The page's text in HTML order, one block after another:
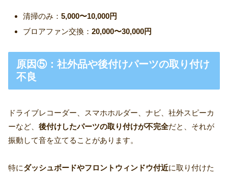
清掃のみ： 5,000〜10,000円
ブロアファン交換： 20,000〜30,000円
原因⑤：社外品や後付けパーツの取り付け
不良
ドライブレコーダー、スマホホルダー、ナビ、社外スピーカ
ーなど、 後付けしたパーツの取り付けが不完全だと、それが
振動して音を立てることがあります。
特にダッシュボードやフロントウィンドウ付近に取り付けた